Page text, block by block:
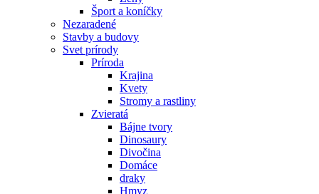
Šport a koníčky
Nezaradené
Stavby a budovy
Svet prírody
Príroda
Krajina
Kvety
Stromy a rastliny
Zvieratá
Bájne tvory
Dinosaury
Divočina
Domáce
draky
Hmyz